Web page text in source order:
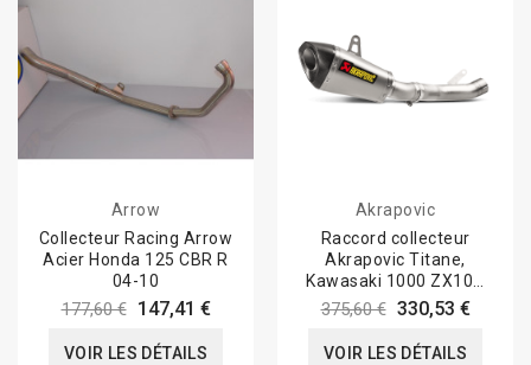
Arrow
Collecteur Racing Arrow
Acier Honda 125 CBR R
04-10
177,60 € 147,41 €
VOIR LES DÉTAILS
Akrapovic
Raccord collecteur
Akrapovic Titane,
Kawasaki 1000 ZX10R
2016-20
375,60 € 330,53 €
VOIR LES DÉTAILS